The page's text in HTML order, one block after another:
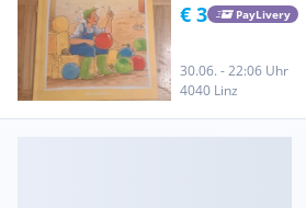
€ 3 PayLivery
30.06. - 22:06 Uhr
4040 Linz